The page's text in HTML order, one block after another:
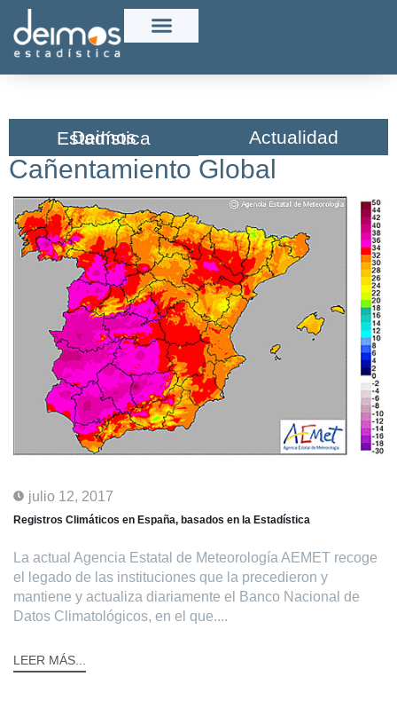
Deimos Estadística​ Actualidad
Cañentamiento Global
julio 12, 2017
Registros Climáticos en España, basados en la Estadística
La actual Agencia Estatal de Meteorología AEMET recoge
el legado de las instituciones que la precedieron y
mantiene y actualiza diariamente el Banco Nacional de
Datos Climatológicos, en el que....
LEER MÁS...